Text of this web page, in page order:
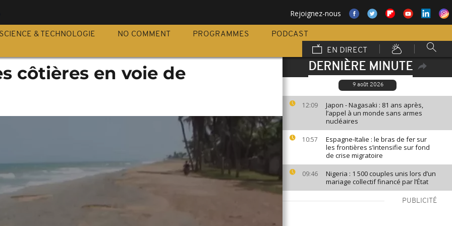
Rejoignez-nous
SCIENCE & TECHNOLOGIE NO COMMENT PROGRAMMES
PODCAST
EN DIRECT
DERNIÈRE MINUTE
9 août 2026
12:09
Japon - Nagasaki : 81 ans après,
l’appel à un monde sans armes
nucléaires
10:57
Espagne-Italie : le bras de fer sur
les frontières s’intensifie sur fond
de crise migratoire
09:46
Nigeria : 1 500 couples unis lors d’un
mariage collectif financé par l’État
PUBLICITÉ
côtières en voie de